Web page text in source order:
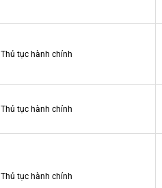
Thủ tục hành chính
Thủ tục hành chính
Thủ tục hành chính